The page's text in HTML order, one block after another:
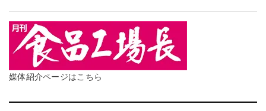
媒体紹介ページはこちら